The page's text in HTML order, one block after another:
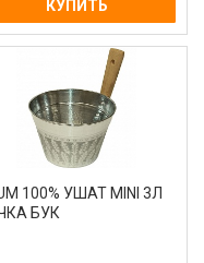
КУПИТЬ
100% УШАТ MINI 3Л
БУК